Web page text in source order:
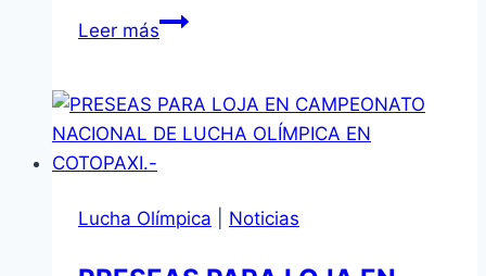
Leer másLUCHADORA
OJEDA
CONVOCADA
PANAMERICANO
Lucha Olímpica Noticias